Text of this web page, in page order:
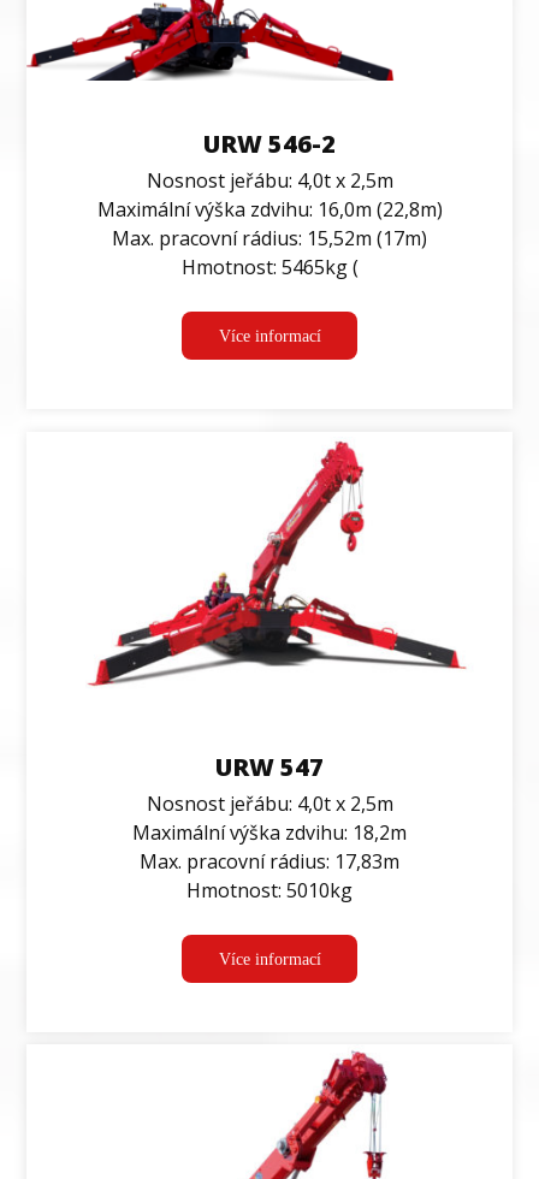
URW 546-2
Nosnost jeřábu: 4,0t x 2,5m
Maximální výška zdvihu: 16,0m (22,8m)
Max. pracovní rádius: 15,52m (17m)
Hmotnost: 5465kg (
Více informací
URW 547
Nosnost jeřábu: 4,0t x 2,5m
Maximální výška zdvihu: 18,2m
Max. pracovní rádius: 17,83m
Hmotnost: 5010kg
Více informací